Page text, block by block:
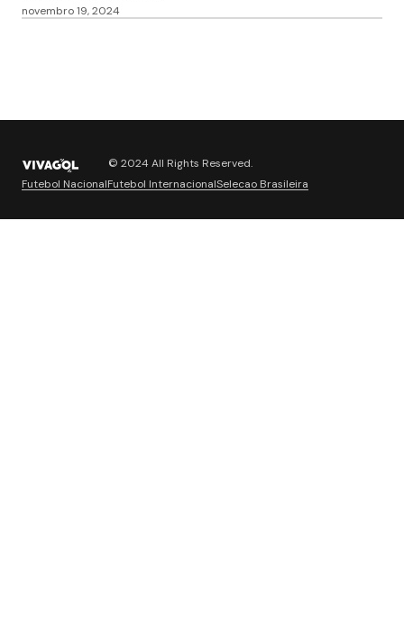
novembro 19, 2024
© 2024 All Rights Reserved.
Futebol NacionalFutebol InternacionalSelecao Brasileira